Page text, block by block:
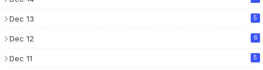
Dec 13 5
Dec 12 6
Dec 11 5